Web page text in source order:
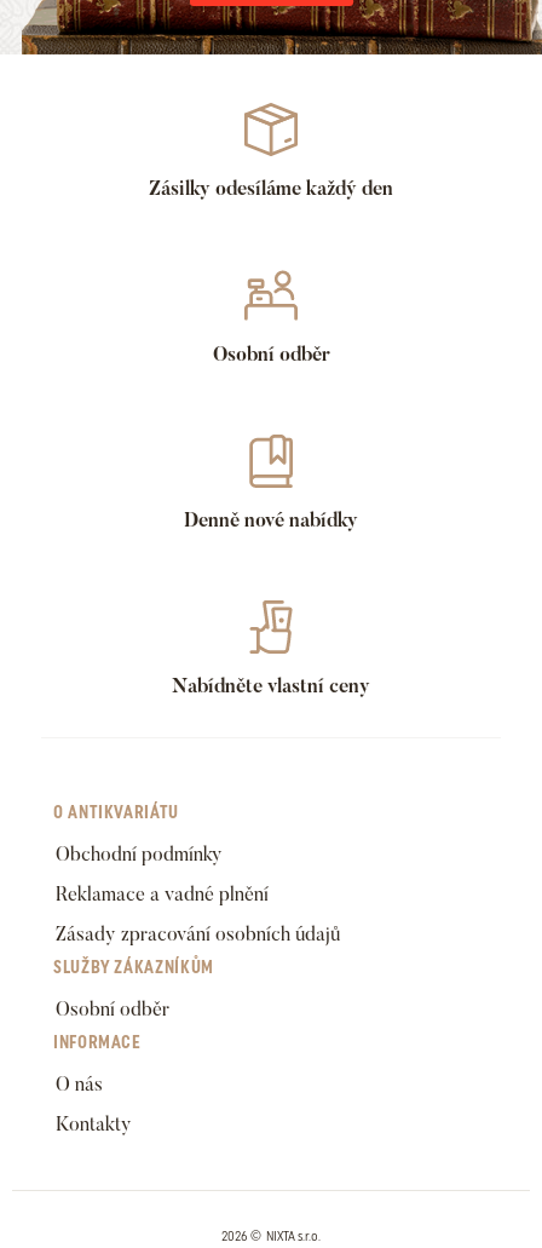
Zásilky odesíláme každý den
Osobní odběr
Denně nové nabídky
Nabídněte vlastní ceny
O ANTIKVARIÁTU
Obchodní podmínky
Reklamace a vadné plnění
Zásady zpracování osobních údajů
SLUŽBY ZÁKAZNÍKŮM
Osobní odběr
INFORMACE
O nás
Kontakty
2026 © NIXTA s.r.o.